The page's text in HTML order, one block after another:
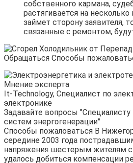
собственного кармана,
растягивается на
займет сторону заявителя,
связанные с ремонтом,
Мнение эксперта
It-Technology, Cпециалист по
электронике
Задавайте вопросы
систем энергогенерации"
Способы пожаловаться В
середине 2003 года
напряжения шестерым жителям
удалось добиться компенсации